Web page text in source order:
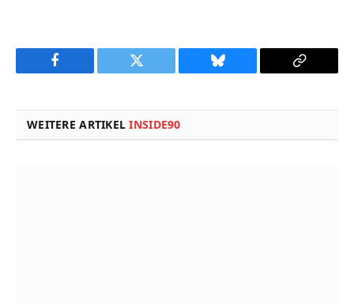
Facebook Twitter Bluesky
Copy
WEITERE ARTIKELINSIDE90